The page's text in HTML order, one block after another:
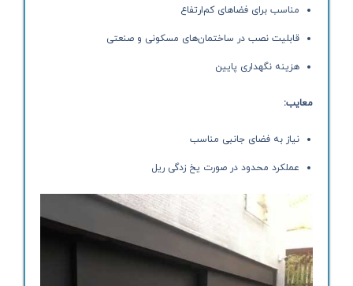
مناسب برای فضاهای کم‌ارتفاع
قابلیت نصب در ساختمان‌های مسکونی و صنعتی
هزینه نگهداری پایین
معایب:
نیاز به فضای جانبی مناسب
عملکرد محدود در صورت یخ زدگی ریل